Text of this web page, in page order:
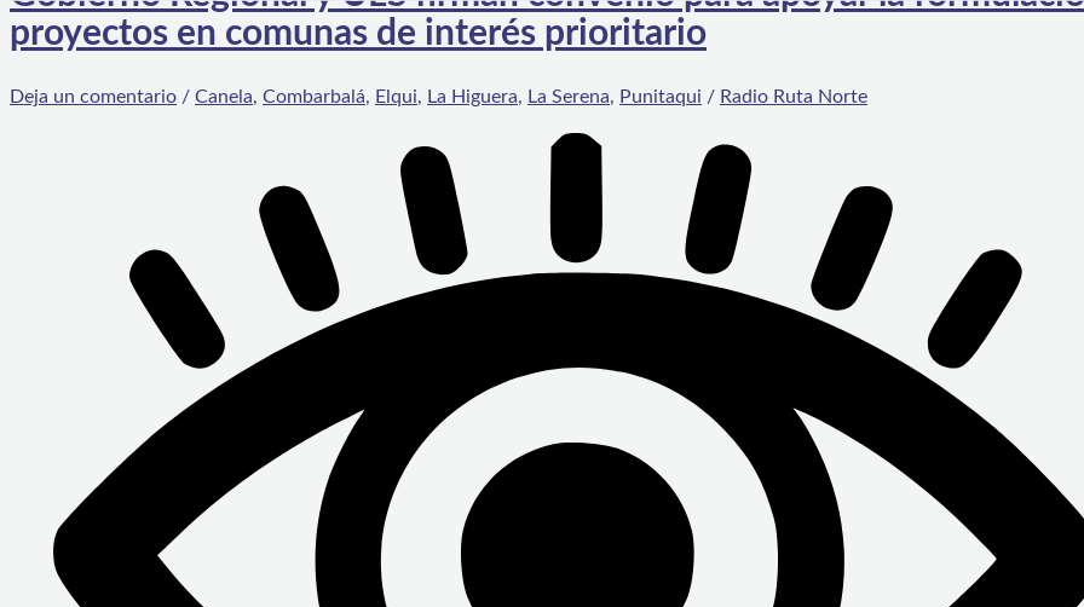
proyectos en comunas de interés prioritario
Deja un comentario / Canela, Combarbalá, Elqui, La Higuera, La Serena, Punitaqui / Radio Ruta Norte